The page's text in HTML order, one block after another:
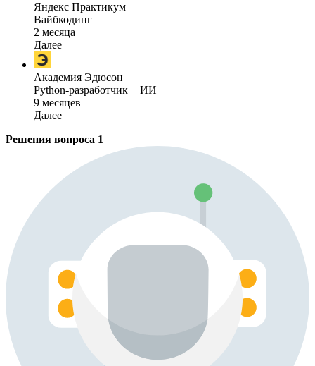
Яндекс Практикум
Вайбкодинг
2 месяца
Далее
Академия Эдюсон
Python-разработчик + ИИ
9 месяцев
Далее
Решения вопроса 1